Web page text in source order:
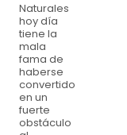
Naturales
hoy día
tiene la
mala
fama de
haberse
convertido
en un
fuerte
obstáculo